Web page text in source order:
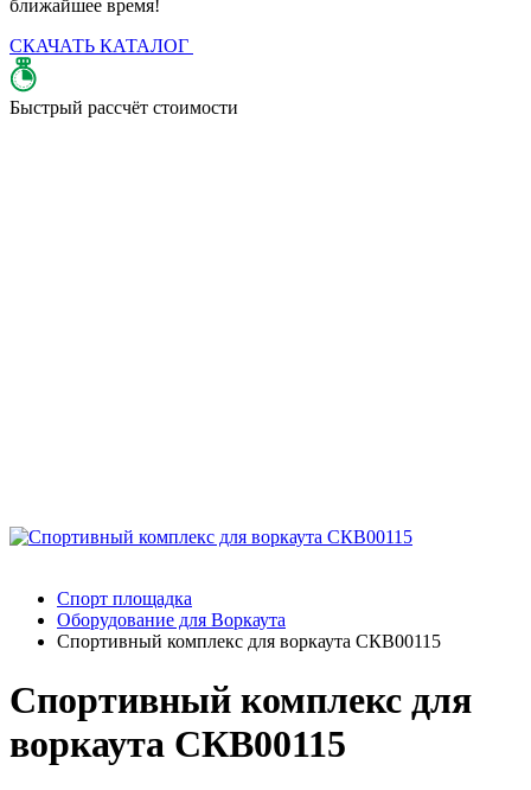
ближайшее время!
СКАЧАТЬ КАТАЛОГ
Быстрый рассчёт стоимости
Спорт площадка
Оборудование для Воркаута
Спортивный комплекс для воркаута СКВ00115
Спортивный комплекс для
воркаута СКВ00115